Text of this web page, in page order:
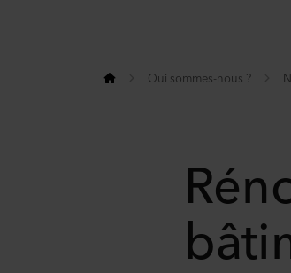
Qui sommes-nous ?